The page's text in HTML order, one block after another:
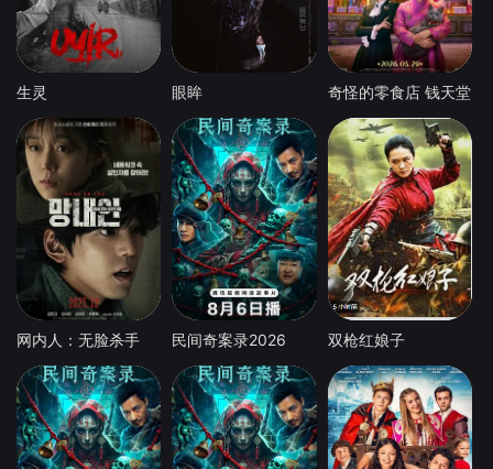
生灵 眼眸 奇怪的零食店 钱天堂
网内人：无脸杀手 民间奇案录2026 双枪红娘子